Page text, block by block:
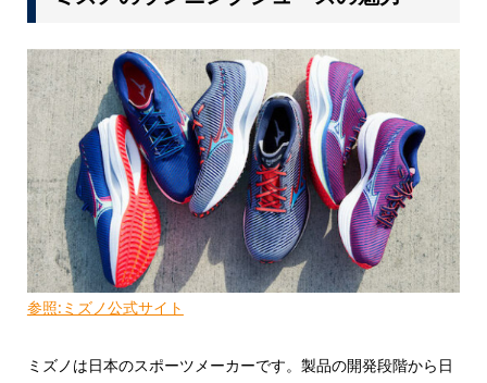
参照:ミズノ公式サイト
ミズノは日本のスポーツメーカーです。製品の開発段階から日